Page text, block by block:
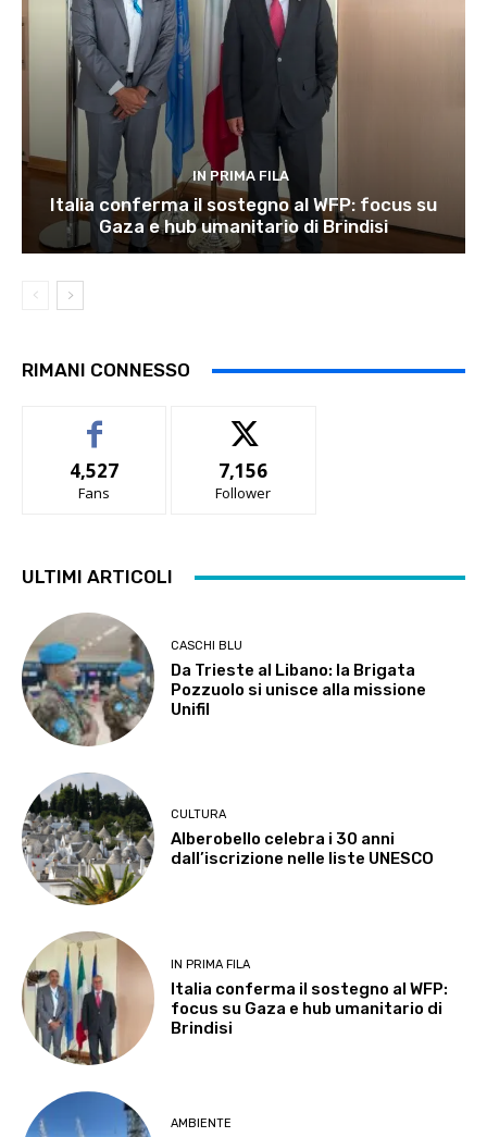
IN PRIMA FILA
Italia conferma il sostegno al WFP: focus su
Gaza e hub umanitario di Brindisi
RIMANI CONNESSO
4,527
Fans
7,156
Follower
ULTIMI ARTICOLI
CASCHI BLU
Da Trieste al Libano: la Brigata
Pozzuolo si unisce alla missione
Unifil
CULTURA
Alberobello celebra i 30 anni
dall’iscrizione nelle liste UNESCO
IN PRIMA FILA
Italia conferma il sostegno al WFP:
focus su Gaza e hub umanitario di
Brindisi
AMBIENTE